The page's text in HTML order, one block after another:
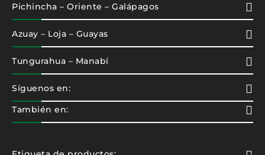
Pichincha – Oriente – Galápagos
Azuay – Loja – Guayas
Tungurahua – Manabí
Síguenos en:
También en: